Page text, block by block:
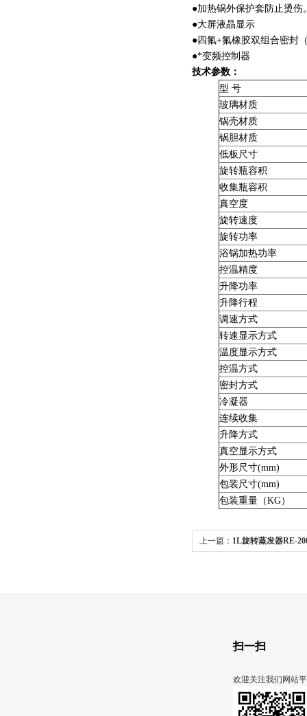
●加热锅外保护套防止烫
●大屏液晶显示
●四氟+氟橡胶双组合密封
●*变频控制器
技术参数：
型 号
玻璃材质
锅壳材质
锅胆材质
低板尺寸
旋转瓶容积
收集瓶容积
真空度
旋转速度
旋转功率
浴锅加热功率
控温精度
升降功率
升降行程
调速方式
转速显示方式
温度显示方式
控温方式
密封方式
冷凝器
连续收集
升降方式
真空显示方式
外形尺寸(mm)
包装尺寸(mm)
包装重量（KG）
上一篇： 1L旋转蒸发器RE-
扫一扫
欢迎关注我们网站